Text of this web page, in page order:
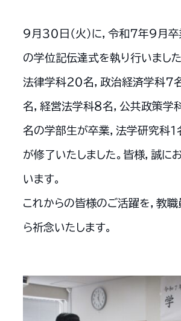
９月３０日（火）に，令和７年９月
の学位記伝達式を執り行いました
法律学科２０名，政治経済学科７
名，経営法学科８名，公共政策学
名の学部生が卒業，法学研究科
が修了いたしました。皆様，誠に
います。
これからの皆様のご活躍を，教職
ら祈念いたします。